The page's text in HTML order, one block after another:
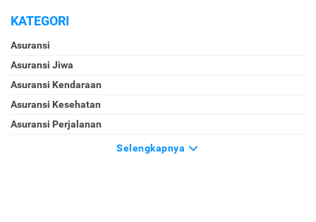
KATEGORI
Asuransi
Asuransi Jiwa
Asuransi Kendaraan
Asuransi Kesehatan
Asuransi Perjalanan
Selengkapnya